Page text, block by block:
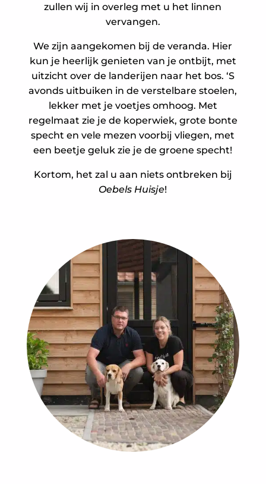
zullen wij in overleg met u het linnen
vervangen.
We zijn aangekomen bij de veranda. Hier
kun je heerlijk genieten van je ontbijt, met
uitzicht over de landerijen naar het bos. ‘S
avonds uitbuiken in de verstelbare stoelen,
lekker met je voetjes omhoog. Met
regelmaat zie je de koperwiek, grote bonte
specht en vele mezen voorbij vliegen, met
een beetje geluk zie je de groene specht!
Kortom, het zal u aan niets ontbreken bij
Oebels Huisje!